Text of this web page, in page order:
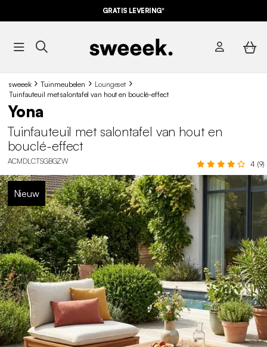
GRATIS LEVERING*
sweeek Tuinmeubelen
Loungeset
Tuinfauteuil met salontafel van hout en bouclé-effect
Yona
Tuinfauteuil met salontafel van hout en
bouclé-effect
ACMDLCTSGBGZW 4 (9)
Nieuw